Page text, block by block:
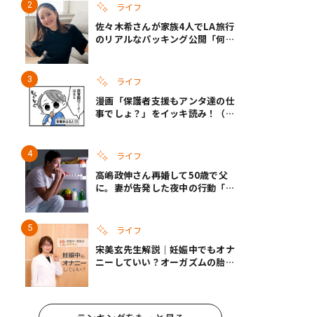
ライフ
佐々木希さんが家族4人でLA旅行
のリアルなパッキング公開「何が
ライフ
漫画「保護者支援もアンタ達の仕
事でしょ？」をイッキ読み！（右
ライフ
高嶋政伸さん再婚して50歳で父
に。妻が告発した夜中の行動「こ
ライフ
宋美玄先生解説｜妊娠中でもオナ
ニーしていい？オーガズムの胎児